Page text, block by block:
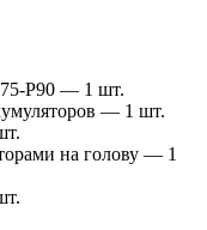
P90 — 1 шт.
— 1 шт.
на голову — 1